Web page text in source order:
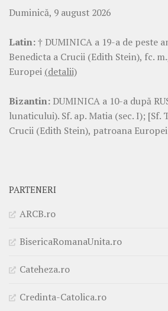
Duminică, 9 august 2026
Latin:† DUMINICA a 19-a de peste
Benedicta a Crucii (Edith Stein), fc.
Europei (detalii)
Bizantin: DUMINICA a 10-a după
lunaticului). Sf. ap. Matia (sec. I); [Sf.
Crucii (Edith Stein), patroana Europei
PARTENERI
ARCB.ro
BisericaRomanaUnita.ro
Cateheza.ro
Credinta-Catolica.ro